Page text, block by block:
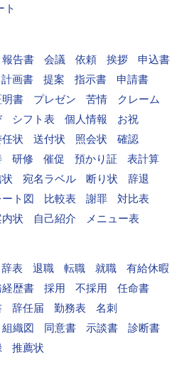
ト
報告書 会議 依頼 挨拶
申込書
計画書 提案 指示書
申請書
明書 プレゼン 苦情
クレーム
シフト表 個人情報
お祝
任状 送付状 照会状
確認
研修 催促 預かり証
表計算
宛名ラベル 断り状
辞退
ト図 比較表 謝罪
対比表
内状 自己紹介 メニュー表
辞表 退職 転職 就職
有給休暇
経歴書 採用 不採用
任命書
辞任届 勤務表
名刺
組織図 同意書 示談書
診断書
推薦状